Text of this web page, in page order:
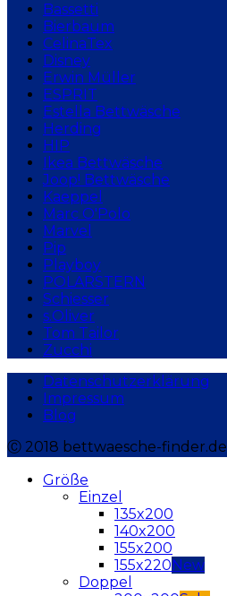
Bassetti
Bierbaum
CelinaTex
Disney
Erwin Müller
ESPRIT
Estella Bettwäsche
Herding
HIP
Ikea Bettwäsche
Joop! Bettwäsche
Kaeppel
Marc O'Polo
Marvel
Pip
Playboy
POLARSTERN
Schiesser
s.Oliver
Tom Tailor
Zucchi
Datenschutzerklärung
Impressum
Blog
Ⓒ 2018 bettwaesche-finder.de
Größe
Einzel
135x200
140x200
155x200
155x220
Doppel